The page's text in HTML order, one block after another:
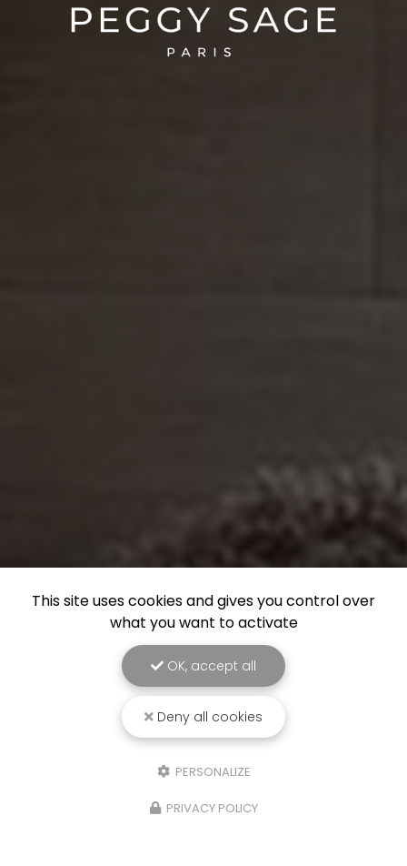
This site uses cookies and gives you control over
what you want to activate
OK, accept all
Deny all cookies
PERSONALIZE
PRIVACY POLICY